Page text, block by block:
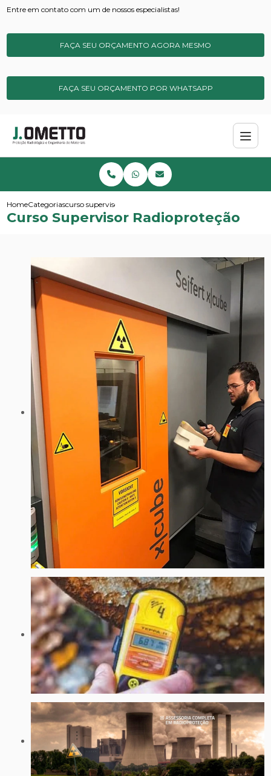
Entre em contato com um de nossos especialistas!
FAÇA SEU ORÇAMENTO AGORA MESMO
FAÇA SEU ORÇAMENTO POR WHATSAPP
HomeCategoriascurso supervisor radioprotecao
Curso Supervisor Radioproteção